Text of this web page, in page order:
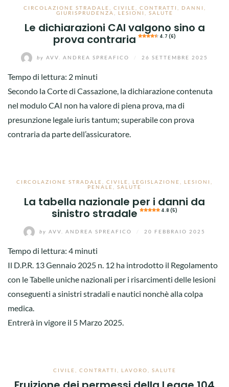
CIRCOLAZIONE STRADALE CIVILE CONTRATTI DANNI
GIURISPRUDENZA
LESIONI SALUTE
Le dichiarazioni CAI valgono sino a
prova contraria
4.7 (6)
by AVV. ANDREA SPREAFICO 26 SETTEMBRE 2025
Tempo di lettura: 2 minuti
Secondo la Corte di Cassazione, la dichiarazione contenuta
nel modulo CAI non ha valore di piena prova, ma di
presunzione legale iuris tantum; superabile con prova
contraria da parte dell’assicuratore.
CIRCOLAZIONE STRADALE CIVILE LEGISLAZIONE LESIONI
PENALE
SALUTE
La tabella nazionale per i danni da
sinistro stradale
4.8 (5)
by AVV. ANDREA SPREAFICO 20 FEBBRAIO 2025
Tempo di lettura: 4 minuti
Il D.P.R. 13 Gennaio 2025 n. 12 ha introdotto il Regolamento
con le Tabelle uniche nazionali per i risarcimenti delle lesioni
conseguenti a sinistri stradali e nautici nonchè alla colpa
medica.
Entrerà in vigore il 5 Marzo 2025.
CIVILE CONTRATTI LAVORO SALUTE